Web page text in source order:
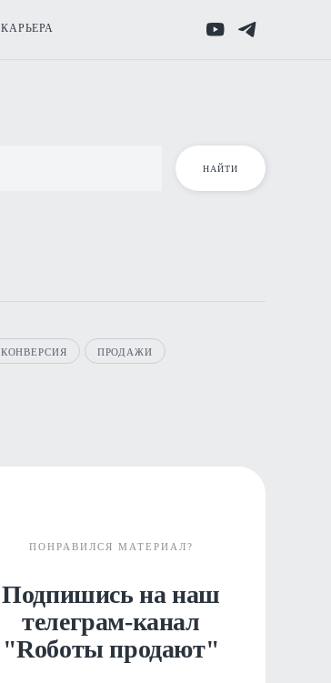
КАРЬЕРА
КОНВЕРСИЯ ПРОДАЖИ
ПОНРАВИЛСЯ МАТЕРИАЛ?
Подпишись на наш
телеграм-канал
"Rоботы продают"